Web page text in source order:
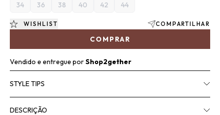
34 36 38 40 42 44
COMPRAR
WISHLIST COMPARTILHAR
Vendido e entregue porShop2gether
STYLE TIPS
DESCRIÇÃO